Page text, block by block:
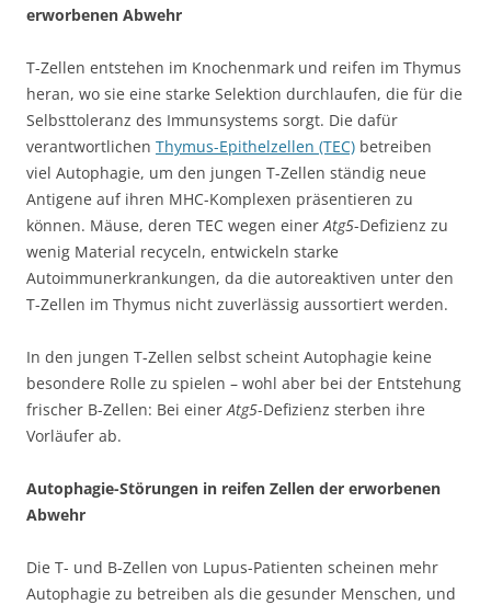
erworbenen Abwehr
T-Zellen entstehen im Knochenmark und reifen im Thymus
heran, wo sie eine starke Selektion durchlaufen, die für die
Selbsttoleranz des Immunsystems sorgt. Die dafür
verantwortlichen Thymus-Epithelzellen (TEC) betreiben
viel Autophagie, um den jungen T-Zellen ständig neue
Antigene auf ihren MHC-Komplexen präsentieren zu
können. Mäuse, deren TEC wegen einer Atg5-Defizienz zu
wenig Material recyceln, entwickeln starke
Autoimmunerkrankungen, da die autoreaktiven unter den
T-Zellen im Thymus nicht zuverlässig aussortiert werden.
In den jungen T-Zellen selbst scheint Autophagie keine
besondere Rolle zu spielen – wohl aber bei der Entstehung
frischer B-Zellen: Bei einer Atg5-Defizienz sterben ihre
Vorläufer ab.
Autophagie-Störungen in reifen Zellen der erworbenen
Abwehr
Die T- und B-Zellen von Lupus-Patienten scheinen mehr
Autophagie zu betreiben als die gesunder Menschen, und